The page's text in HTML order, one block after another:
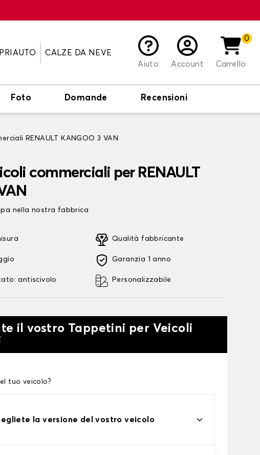
CALZE DA NEVE
Aiuto
Account
0
Carrello
Foto Domande Recensioni
RENAULT KANGOO 3 VAN
commerciali per RENAULT
nella nostra fabbrica
antiscivolo
Qualità fabbricante
Garanzia 1 anno
Personalizzabile
il vostro Tappetini per Veicoli
tuo veicolo?
la versione del vostro veicolo